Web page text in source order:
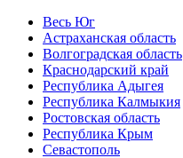
Весь Юг
Астраханская область
Волгоградская область
Краснодарский край
Республика Адыгея
Республика Калмыкия
Ростовская область
Республика Крым
Севастополь